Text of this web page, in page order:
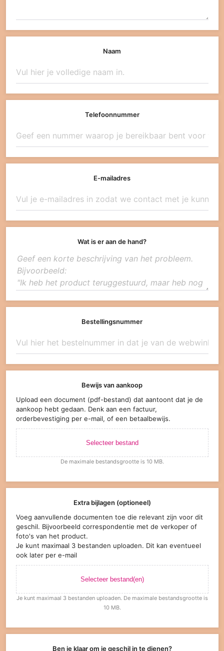
Naam
Telefoonnummer
E-mailadres
Wat is er aan de hand?
Bestellingsnummer
Bewijs van aankoop
Upload een document (pdf-bestand) dat aantoont dat je de
aankoop hebt gedaan. Denk aan een factuur,
orderbevestiging per e-mail, of een betaalbewijs.
Selecteer bestand
De maximale bestandsgrootte is 10 MB.
Extra bijlagen (optioneel)
Voeg aanvullende documenten toe die relevant zijn voor dit
geschil. Bijvoorbeeld correspondentie met de verkoper of
foto's van het product.
Je kunt maximaal 3 bestanden uploaden. Dit kan eventueel
ook later per e-mail
Selecteer bestand(en)
Je kunt maximaal 3 bestanden uploaden. De maximale bestandsgrootte is
10 MB.
Ben je klaar om je geschil in te dienen?